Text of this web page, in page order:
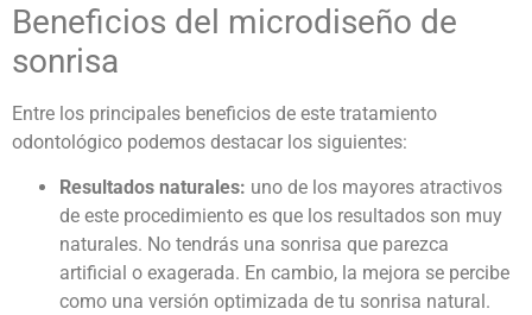
Beneficios del microdiseño de
sonrisa
Entre los principales beneficios de este tratamiento
odontológico podemos destacar los siguientes:
Resultados naturales: uno de los mayores atractivos
de este procedimiento es que los resultados son muy
naturales. No tendrás una sonrisa que parezca
artificial o exagerada. En cambio, la mejora se percibe
como una versión optimizada de tu sonrisa natural.